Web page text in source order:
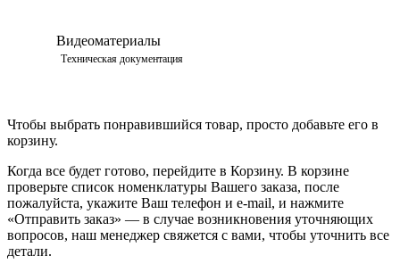
Видеоматериалы
Техническая документация
Чтобы выбрать понравившийся товар, просто добавьте его в
корзину.
Когда все будет готово, перейдите в Корзину. В корзине
проверьте список номенклатуры Вашего заказа, после
пожалуйста, укажите Ваш телефон и e-mail, и нажмите
«Отправить заказ» — в случае возникновения уточняющих
вопросов, наш менеджер свяжется с вами, чтобы уточнить все
детали.